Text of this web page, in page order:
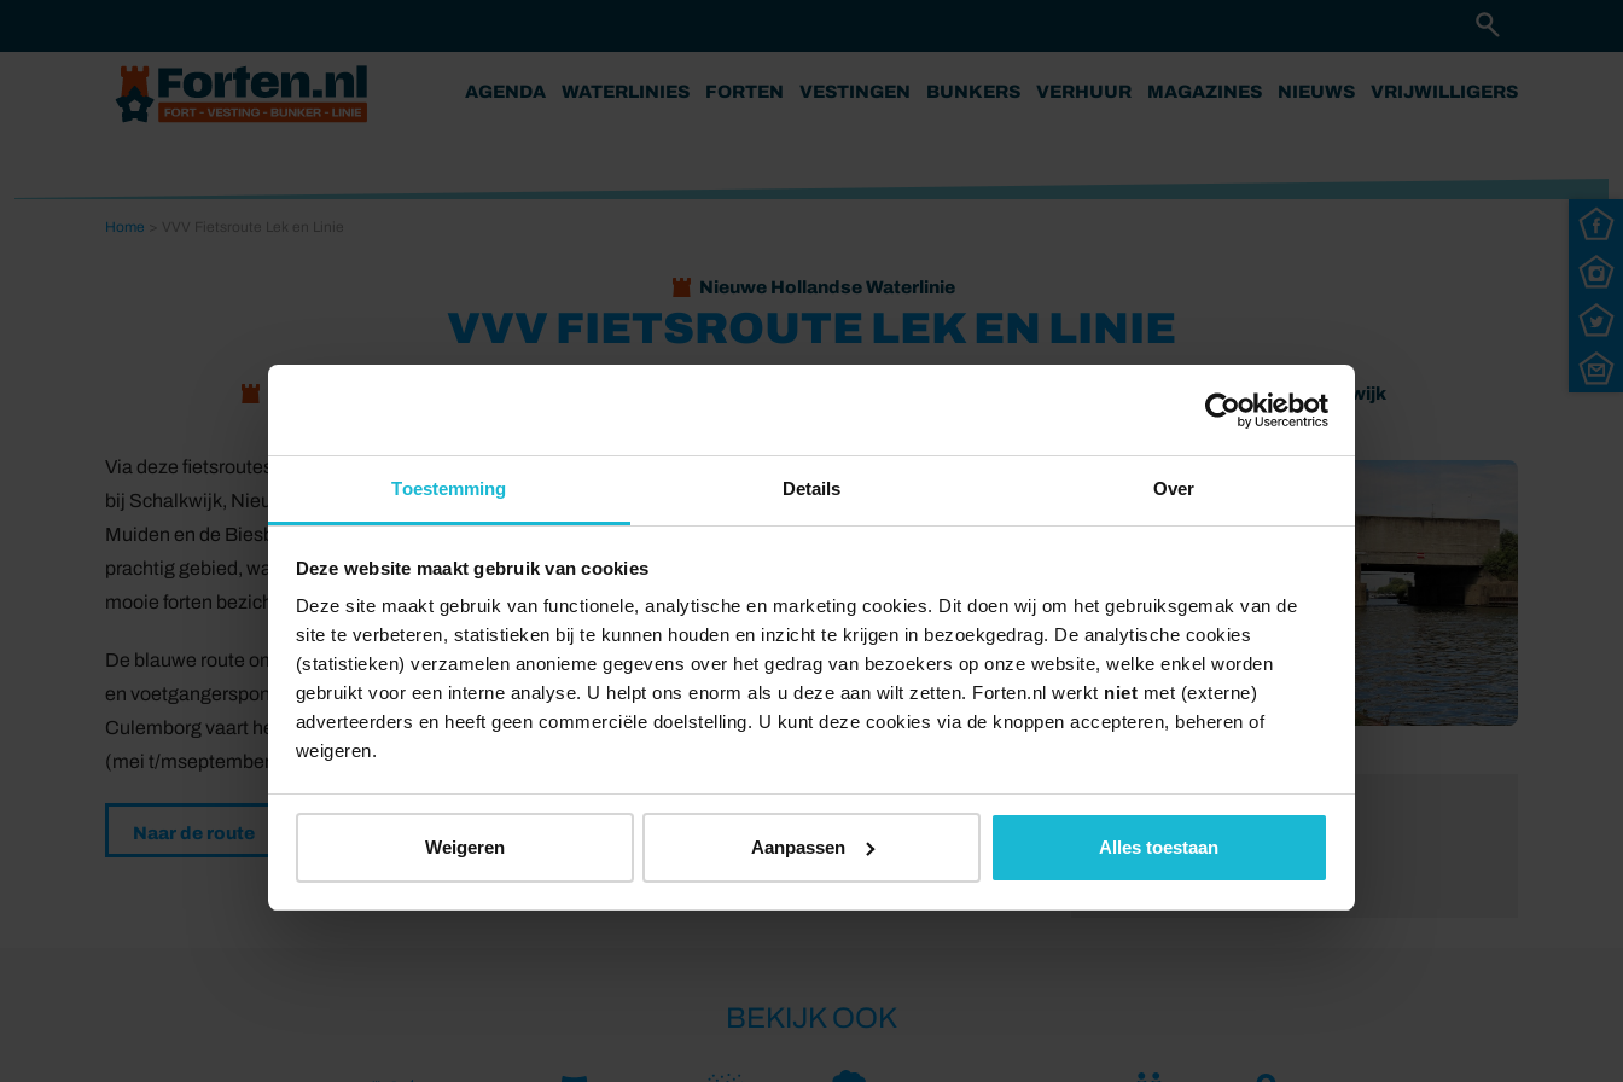
Toestemming Details Over
Deze website maakt gebruik van cookies
Deze site maakt gebruik van functionele, analytische en marketing cookies. Dit doen wij om het gebruiksgemak van de
site te verbeteren, statistieken bij te kunnen houden en inzicht te krijgen in bezoekgedrag. De analytische cookies
(statistieken) verzamelen anonieme gegevens over het gedrag van bezoekers op onze website, welke enkel worden
gebruikt voor een interne analyse. U helpt ons enorm als u deze aan wilt zetten. Forten.nl werkt niet met (externe)
adverteerders en heeft geen commerciële doelstelling. U kunt deze cookies via de knoppen accepteren, beheren of
weigeren.
Weigeren Aanpassen Alles toestaan
AGENDA WATERLINIES FORTEN VESTINGEN BUNKERS VERHUUR MAGAZINES NIEUWS VRIJWILLIGERS
Home
Nieuwe Hollandse Waterlinie
VVV FIETSROUTE LEK EN LINIE
Werk aan de Waalse Wetering Fort Honswijk
Via deze fietsroutes (er zijn twee mogelijke lengtes) verken je een deel van de Nieuwe Hollandse Waterlinie
bij Schalkwijk, Nieuwegein, Culemborg en Vianen. De Waterlinie was een oude verdedigingslinie tussen
Muiden en de Biesbosch. Tegenwoordig heeft de Hollandse Waterlinie een nieuwe functie. Het is nu een
prachtig gebied, waarin je de geschiedenis volop kunt beleven. Bovendien kan je op deze route veel van de
mooie forten bezichtigen die bij de Nieuwe Hollandse Waterlinie horen.
De blauwe route omvat oversteken van de Lek via de pont bij Vreeswijk, Culemborg of de Liniepont. De fiets-
en voetgangerspont bij Vreeswijk heeft wisselende vaartijden en is seizoengebonden De pont van en naar
Culemborg vaart het hele jaar. Het fiets- en voetveer de Liniepont vaart alleen gedurende de zomermaanden
(mei t/mseptember) tussen Werk aan het Spoel, Werk aan de Groeneweg en Fort Everdingen.
Naar de route
Tot:
BEKIJK OOK